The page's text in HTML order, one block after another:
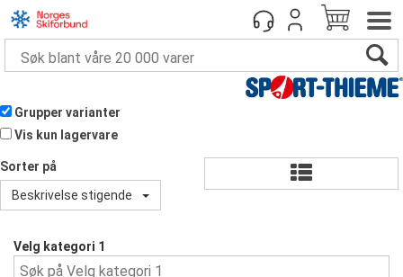
Grupper varianter
Vis kun lagervare
Sorter på
Beskrivelse stigende
Velg kategori 1